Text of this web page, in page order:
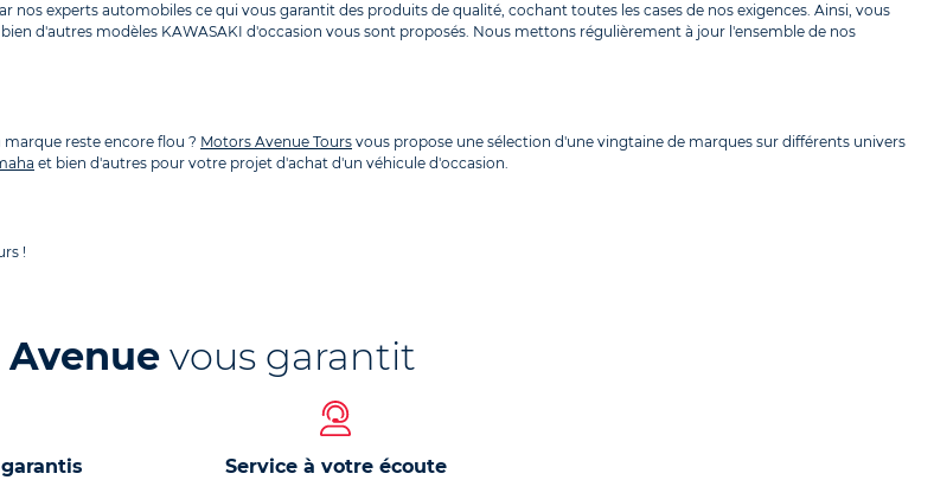
experts automobiles ce qui vous garantit des produits de qualité, cochant toutes les cases de nos exigences. Ainsi, vous
d'autres modèles KAWASAKI d'occasion vous sont proposés. Nous mettons régulièrement à jour l'ensemble de nos
marque reste encore flou ? Motors Avenue Tours vous propose une sélection d'une vingtaine de marques sur différents univers
et bien d'autres pour votre projet d'achat d'un véhicule d'occasion.
!
vous garantit
Service à votre écoute